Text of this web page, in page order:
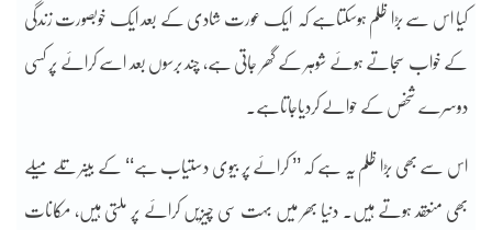
کیا اس سے بڑا ظلم ہوسکتاہے کہ ایک عورت شادی کے بعد ایک خوبصورت زندگی
کے خواب سجاتے ہوئے شوہر کے گھر جاتی ہے، چند برسوں بعد اسے کرائے پر کسی
دوسرے شخص کے حوالے کردیاجاتاہے۔
اس سے بھی بڑا ظلم یہ ہے کہ ’’ کرائے پر بیوی دستیاب ہے‘‘ کے بینر تلے میلے
بھی منعقد ہوتے ہیں۔ دنیا بھر میں بہت سی چیزیں کرائے پر ملتی ہیں، مکانات